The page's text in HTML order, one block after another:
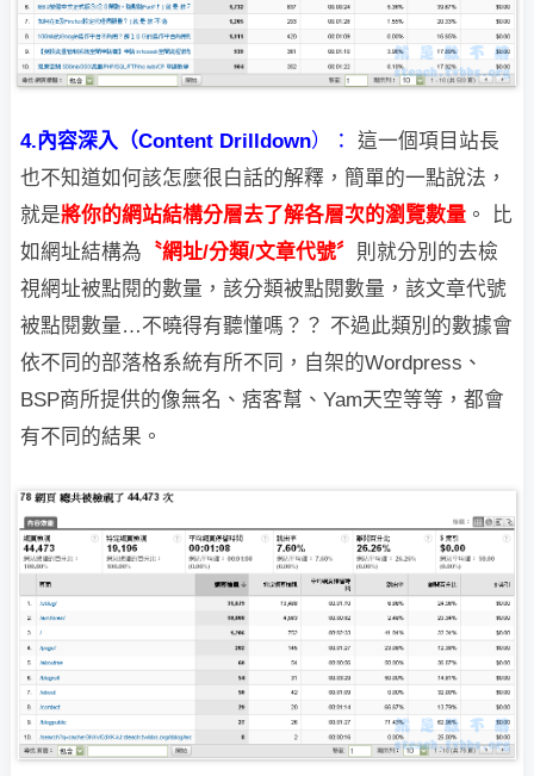
4.內容深入（Content Drilldown）：
這一個項目站長
也不知道如何該怎麼很白話的解釋，簡單的一點說法，
就是將你的網站結構分層去了解各層次的瀏覽數量 。
比
如網址結構為 〝網址/分類/文章代號〞 則就分別的去檢
視網址被點閱的數量， 該分類被點閱數量，該文章代號
被點閱數量…不曉得有聽懂嗎？？ 不過此類別的數據會
依不同的部落格系統有所不同，自架的Wordpress、
BSP商所提供的像無名、痞客幫、Yam天空等等，都會
有不同的結果。